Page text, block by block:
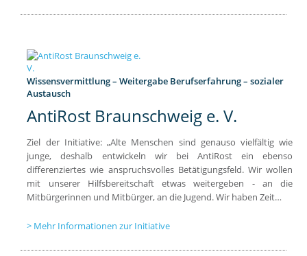
Wissensvermittlung – Weitergabe Berufserfahrung – sozialer
Austausch
AntiRost Braunschweig e. V.
Ziel der Initiative: „Alte Menschen sind genauso vielfältig wie
junge, deshalb entwickeln wir bei AntiRost ein ebenso
differenziertes wie anspruchsvolles Betätigungsfeld. Wir wollen
mit unserer Hilfsbereitschaft etwas weitergeben - an die
Mitbürgerinnen und Mitbürger, an die Jugend. Wir haben Zeit…
Mehr Informationen zur Initiative